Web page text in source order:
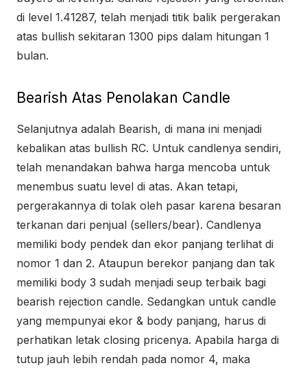
di level 1.41287, telah menjadi titik balik pergerakan
atas bullish sekitaran 1300 pips dalam hitungan 1
bulan.
Bearish Atas Penolakan Candle
Selanjutnya adalah Bearish, di mana ini menjadi
kebalikan atas bullish RC. Untuk candlenya sendiri,
telah menandakan bahwa harga mencoba untuk
menembus suatu level di atas. Akan tetapi,
pergerakannya di tolak oleh pasar karena besaran
terkanan dari penjual (sellers/bear). Candlenya
memiliki body pendek dan ekor panjang terlihat di
nomor 1 dan 2. Ataupun berekor panjang dan tak
memiliki body 3 sudah menjadi seup terbaik bagi
bearish rejection candle. Sedangkan untuk candle
yang mempunyai ekor & body panjang, harus di
perhatikan letak closing pricenya. Apabila harga di
tutup jauh lebih rendah pada nomor 4, maka